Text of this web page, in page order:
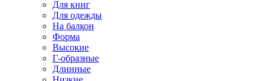
Для книг
Для одежды
На балкон
Форма
Высокие
Г-образные
Длинные